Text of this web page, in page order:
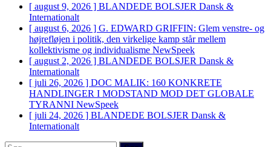
[ august 9, 2026 ] BLANDEDE BOLSJER Dansk &
Internationalt
[ august 6, 2026 ] G. EDWARD GRIFFIN: Glem venstre- og
højrefløjen i politik, den virkelige kamp står mellem
kollektivisme og individualisme NewSpeek
[ august 2, 2026 ] BLANDEDE BOLSJER Dansk &
Internationalt
[ juli 26, 2026 ] DOC MALIK: 160 KONKRETE
HANDLINGER I MODSTAND MOD DET GLOBALE
TYRANNI NewSpeek
[ juli 24, 2026 ] BLANDEDE BOLSJER Dansk &
Internationalt